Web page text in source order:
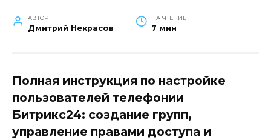
АВТОР
Дмитрий Некрасов
НА ЧТЕНИЕ
7 мин
Полная инструкция по настройке
пользователей телефонии
Битрикс24: создание групп,
управление правами доступа и